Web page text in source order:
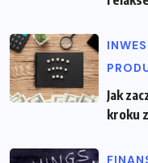
Jak
kroku